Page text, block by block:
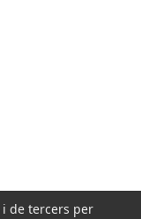
de tercers per